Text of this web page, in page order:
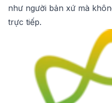
như người bản xứ mà
trực tiếp.